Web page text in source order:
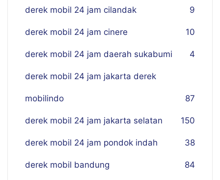
derek mobil 24 jam cilandak 9
derek mobil 24 jam cinere 10
derek mobil 24 jam daerah sukabumi 4
derek mobil 24 jam jakarta derek
mobilindo 87
derek mobil 24 jam jakarta selatan 150
derek mobil 24 jam pondok indah 38
derek mobil bandung 84